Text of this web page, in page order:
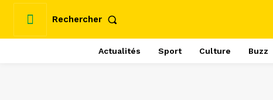
Rechercher
Actualités Sport Culture Buzz